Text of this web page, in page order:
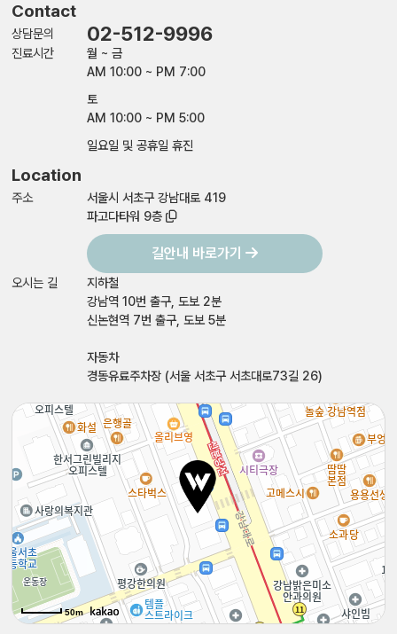
Contact
상담문의 02-512-9996
진료시간
월 ~ 금
AM 10:00 ~ PM 7:00
토
AM 10:00 ~ PM 5:00
일요일 및 공휴일 휴진
Location
주소
서울시 서초구 강남대로 419
파고다타워 9층
길안내 바로가기
오시는 길
지하철
강남역 10번 출구, 도보 2분
신논현역 7번 출구, 도보 5분
자동차
경동유료주차장 (서울 서초구 서초대로73길 26)
50m
50m